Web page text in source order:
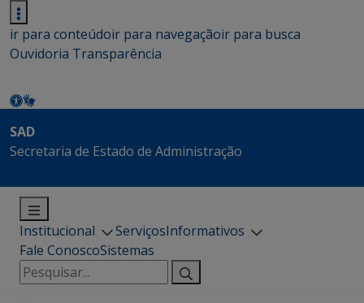
ir para conteúdoir para navegaçãoir para busca
Ouvidoria Transparência
SAD
Secretaria de Estado de Administração
Institucional ServiçosInformativos
Fale ConoscoSistemas
Pesquisar
por: